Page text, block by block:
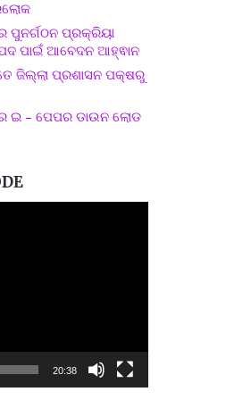
ପୁନର୍ଗଠନ ପ୍ରକ୍ରିୟା
ପାଇଁ ଆବେଦନ ଆହ୍ଵାନ
ଜିଲ୍ଲା ପ୍ରଶାସନ ପକ୍ଷରୁ
– ପେପର ଡାଉନ ଲୋଡ
20:38